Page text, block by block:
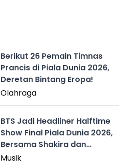
Berikut 26 Pemain Timnas
Prancis di Piala Dunia 2026,
Deretan Bintang Eropa!
Olahraga
BTS Jadi Headliner Halftime
Show Final Piala Dunia 2026,
Bersama Shakira dan
Madonna
Musik